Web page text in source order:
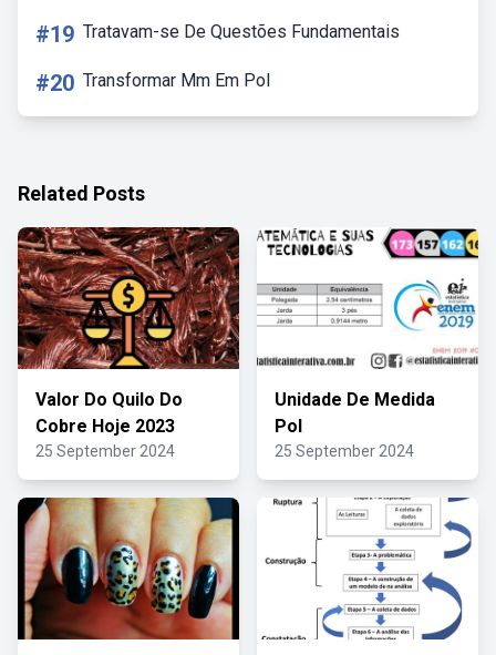
#19 Tratavam-se De Questões Fundamentais
#20 Transformar Mm Em Pol
Related Posts
Valor Do Quilo Do
Cobre Hoje 2023
25 September 2024
Unidade De Medida
Pol
25 September 2024